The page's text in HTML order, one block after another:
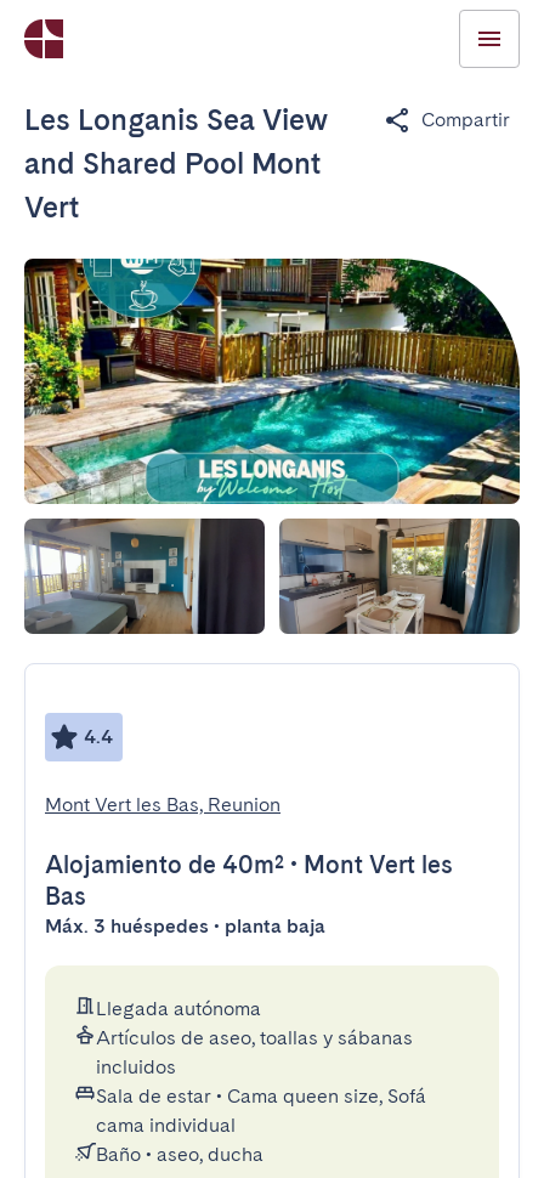
Les Longanis Sea View
and Shared Pool Mont
Vert
Compartir
4.4
Mont Vert les Bas, Reunion
Alojamiento de 40m² • Mont Vert les
Bas
Máx. 3 huéspedes • planta baja
Llegada autónoma
Artículos de aseo, toallas y sábanas
incluidos
Sala de estar • Cama queen size, Sofá
cama individual
Baño • aseo, ducha